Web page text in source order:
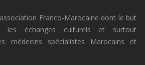
association Franco-Marocaine dont le but
les échanges culturels et surtout
médecins spécialistes Marocains et